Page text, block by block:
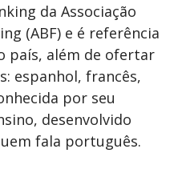
da Associação
(ABF) e é referência
país, além de ofertar
espanhol, francês,
por seu
desenvolvido
fala português.